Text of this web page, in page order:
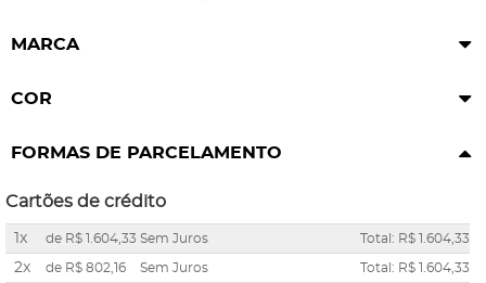
MARCA
COR
FORMAS DE PARCELAMENTO
Cartões de crédito
1x de R$ 1.604,33 Sem Juros Total: R$ 1.604,33
2x de R$ 802,16 Sem Juros Total: R$ 1.604,33